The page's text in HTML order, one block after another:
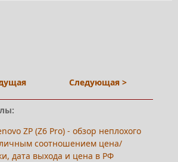
Следующая >
ZP (Z6 Pro) - обзор неплохого
соотношением цена/
дата выхода и цена в РФ